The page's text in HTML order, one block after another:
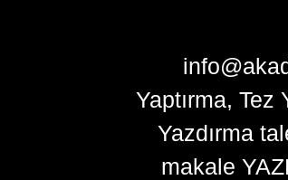
Yaptırma, Tez
Yazdırma
makale